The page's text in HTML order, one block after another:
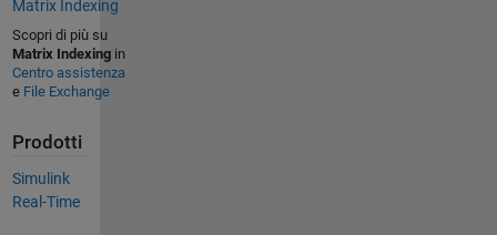
Matrix Indexing
Scopri di più su
Matrix Indexingin
Centro assistenza
e File Exchange
Prodotti
Simulink
Real-Time